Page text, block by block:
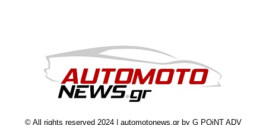
© All rights reserved 2024 | automotonews.gr by G POiNT ADV